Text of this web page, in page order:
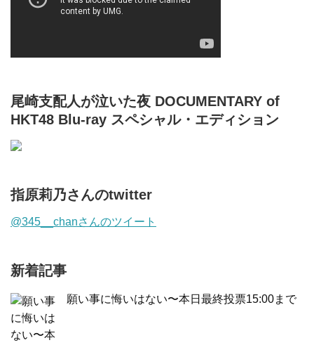
尾崎支配人が泣いた夜 DOCUMENTARY of
HKT48 Blu-ray スペシャル・エディション
指原莉乃さんのtwitter
@345__chanさんのツイート
新着記事
願い事に悔いはない〜本日最終投票15:00まで